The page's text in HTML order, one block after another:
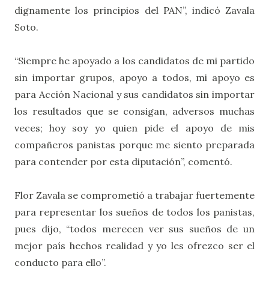
dignamente los principios del PAN”, indicó Zavala
Soto.
“Siempre he apoyado a los candidatos de mi partido
sin importar grupos, apoyo a todos, mi apoyo es
para Acción Nacional y sus candidatos sin importar
los resultados que se consigan, adversos muchas
veces; hoy soy yo quien pide el apoyo de mis
compañeros panistas porque me siento preparada
para contender por esta diputación”, comentó.
Flor Zavala se comprometió a trabajar fuertemente
para representar los sueños de todos los panistas,
pues dijo, “todos merecen ver sus sueños de un
mejor país hechos realidad y yo les ofrezco ser el
conducto para ello”.